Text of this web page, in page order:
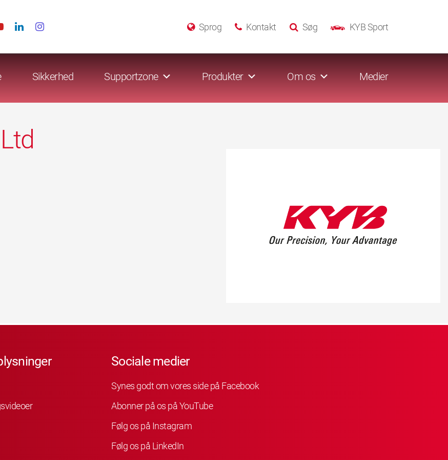
KYB Sport
Søg
Kontakt
Sprog
Sikkerhed Supportzone Produkter Om os Medier
Sociale medier
Synes godt om vores side på Facebook
Abonner på os på YouTube
Følg os på Instagram
Følg os på LinkedIn